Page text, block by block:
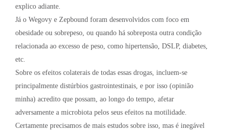
explico adiante.
Já o Wegovy e Zepbound foram desenvolvidos com foco em
obesidade ou sobrepeso, ou quando há sobreposta outra condição
relacionada ao excesso de peso, como hipertensão, DSLP, diabetes,
etc.
Sobre os efeitos colaterais de todas essas drogas, incluem-se
principalmente distúrbios gastrointestinais, e por isso (opinião
minha) acredito que possam, ao longo do tempo, afetar
adversamente a microbiota pelos seus efeitos na motilidade.
Certamente precisamos de mais estudos sobre isso, mas é inegável